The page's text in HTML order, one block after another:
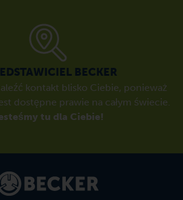
BECKER
kontakt blisko Ciebie, ponieważ
dostępne prawie na całym świecie.
tu dla Ciebie!